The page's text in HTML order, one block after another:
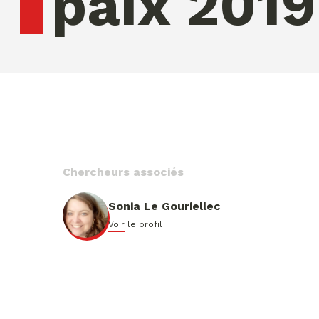
Chercheurs associés
Sonia Le Gouriellec
Voir le profil